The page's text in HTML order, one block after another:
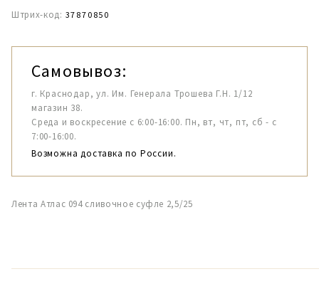
Штрих-код: 37870850
Самовывоз:
г. Краснодар, ул. Им. Генерала Трошева Г.Н. 1/12
магазин 38.
Среда и воскресение с 6:00-16:00. Пн, вт, чт, пт, сб - с
7:00-16:00.
Возможна доставка по России.
Лента Атлас 094 сливочное суфле 2,5/25